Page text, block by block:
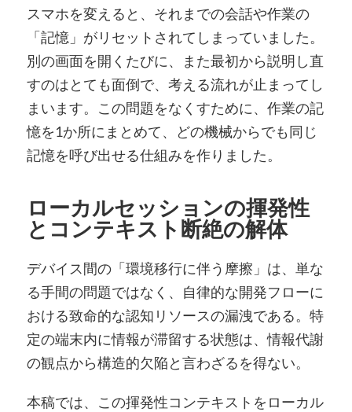
スマホを変えると、それまでの会話や作業の
「記憶」がリセットされてしまっていました。
別の画面を開くたびに、また最初から説明し直
すのはとても面倒で、考える流れが止まってし
まいます。この問題をなくすために、作業の記
憶を1か所にまとめて、どの機械からでも同じ
記憶を呼び出せる仕組みを作りました。
ローカルセッションの揮発性
とコンテキスト断絶の解体
デバイス間の「環境移行に伴う摩擦」は、単な
る手間の問題ではなく、自律的な開発フローに
おける致命的な認知リソースの漏洩である。特
定の端末内に情報が滞留する状態は、情報代謝
の観点から構造的欠陥と言わざるを得ない。
本稿では、この揮発性コンテキストをローカル